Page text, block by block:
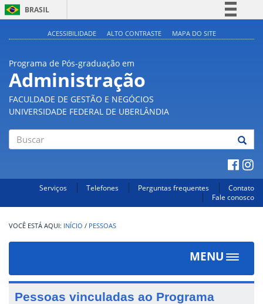
BRASIL
ACESSIBILIDADE ALTO CONTRASTE MAPA DO SITE
Programa de Pós-graduação em
Administração
FACULDADE DE GESTÃO E NEGÓCIOS
UNIVERSIDADE FEDERAL DE UBERLÂNDIA
Serviços Telefones Perguntas frequentes
Contato
Fale conosco
INÍCIO / PESSOAS
MENU
Toggle
Pessoas vinculadas ao Programa